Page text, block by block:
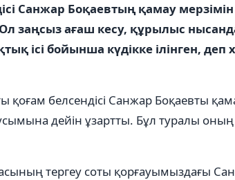
Санжар Боқаевтың қамау
заңсыз ағаш кесу, құрылыс
ісі бойынша күдікке ілінген,
белсендісі Санжар Боқаевты
дейін ұзартты. Бұл туралы
тергеу соты қорғауымыздағы